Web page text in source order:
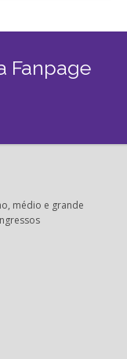
Fanpage
médio e grande